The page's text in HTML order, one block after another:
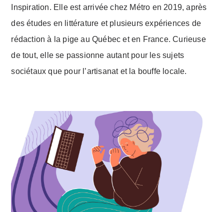
Inspiration. Elle est arrivée chez Métro en 2019, après
des études en littérature et plusieurs expériences de
rédaction à la pige au Québec et en France. Curieuse
de tout, elle se passionne autant pour les sujets
sociétaux que pour l’artisanat et la bouffe locale.